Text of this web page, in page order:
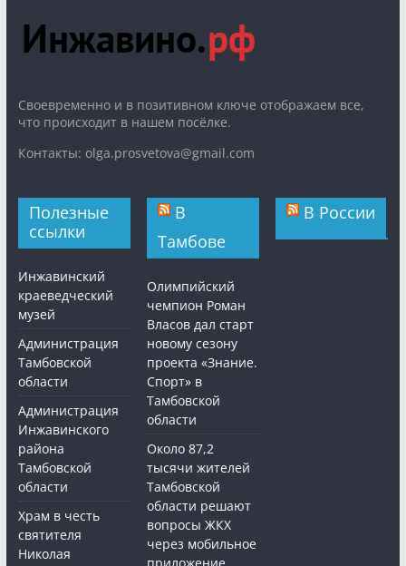
Cвоевременно и в позитивном ключе отображаем все,
что происходит в нашем посёлке.
Контакты: olga.prosvetova@gmail.com
Полезные
ссылки
Инжавинский
краеведческий
музей
Администрация
Тамбовской
области
Администрация
Инжавинского
района
Тамбовской
области
Храм в честь
святителя
Николая
В
Тамбове
Олимпийский
чемпион Роман
Власов дал старт
новому сезону
проекта «Знание.
Спорт» в
Тамбовской
области
Около 87,2
тысячи жителей
Тамбовской
области решают
вопросы ЖКХ
через мобильное
В России